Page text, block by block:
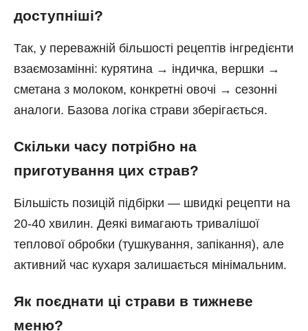
доступніші?
Так, у переважній більшості рецептів інгредієнти
взаємозамінні: курятина → індичка, вершки →
сметана з молоком, конкретні овочі → сезонні
аналоги. Базова логіка страви зберігається.
Скільки часу потрібно на
приготування цих страв?
Більшість позицій підбірки — швидкі рецепти на
20-40 хвилин. Деякі вимагають тривалішої
теплової обробки (тушкування, запікання), але
активний час кухаря залишається мінімальним.
Як поєднати ці страви в тижневе
меню?